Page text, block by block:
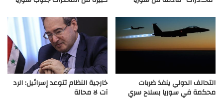
التحالف الدولي ينفذ ضربات
محكمة في سوريا بسلاح سري
خارجية النظام تتوعد إسرائيل: الرد
آت لا محالة